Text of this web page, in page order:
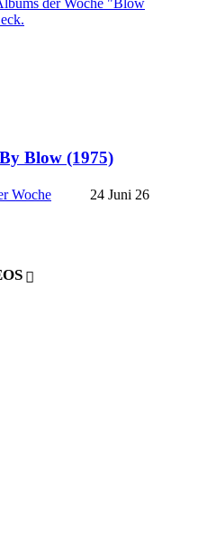
Blow (1975)
Woche 24 Juni 26